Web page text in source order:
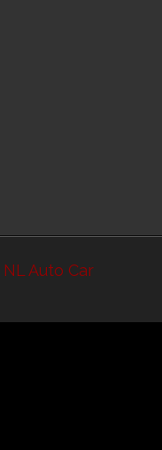
NL Auto Car